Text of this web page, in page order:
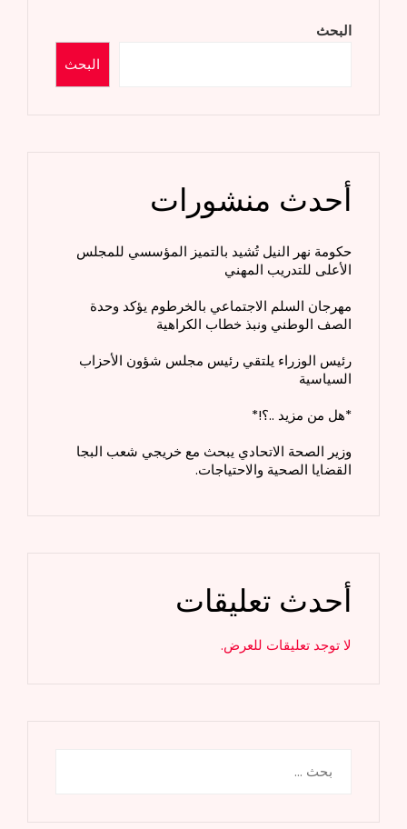
البحث
البحث
أحدث منشورات
حكومة نهر النيل تُشيد بالتميز المؤسسي للمجلس
الأعلى للتدريب المهني
مهرجان السلم الاجتماعي بالخرطوم يؤكد وحدة
الصف الوطني ونبذ خطاب الكراهية
رئيس الوزراء يلتقي رئيس مجلس شؤون الأحزاب
السياسية
*هل من مزيد ..؟!*
وزير الصحة الاتحادي يبحث مع خريجي شعب البجا
القضايا الصحية والاحتياجات.
أحدث تعليقات
لا توجد تعليقات للعرض.